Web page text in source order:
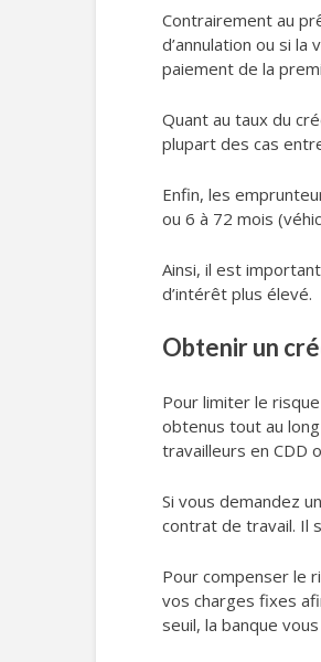
Contrairement au
d’annulation ou si
paiement de la
Quant au taux du
plupart des cas
Enfin, les
ou 6 à 72 mois
Ainsi, il est
d’intérêt plus élevé.
Obtenir un
Pour limiter le
obtenus tout au
travailleurs en CDD
Si vous demandez un
contrat de travail. Il
Pour compenser le
vos charges fixes
seuil, la banque